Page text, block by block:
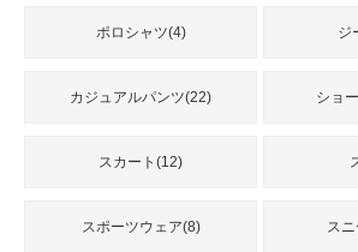
ポロシャツ(4) ジ
カジュアルパンツ(22) ショ
スカート(12)
スポーツウェア(8) ス